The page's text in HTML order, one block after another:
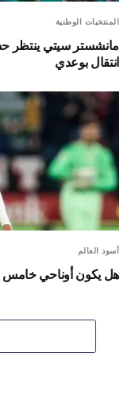
المنتخبات الوطنية
مانشستر سيتي ينتظر
انتقال بوعدي
أسود العالم
هل يكون أوناحي خامس